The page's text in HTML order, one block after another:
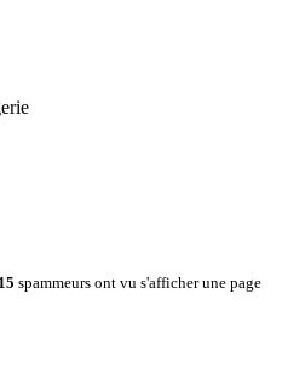
spammeurs ont vu s'afficher une page